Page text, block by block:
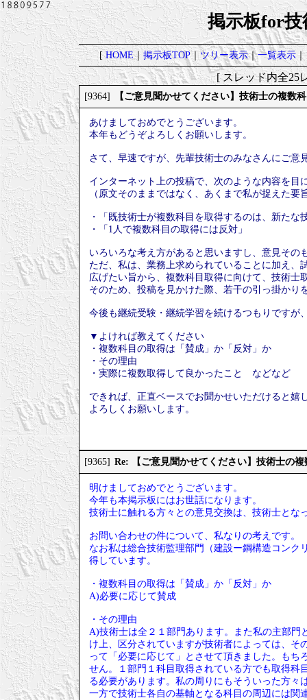
掲示板for技
[HOME｜掲示板TOP｜ツリー表示｜一覧表示｜
[ スレッド内全
[9364] 【ご意見聞かせてください】技術士の複数
あけましておめでとうございます。
本年もどうぞよろしくお願いします。
さて、早速ですが、先輩技術士のみなさんにご意
インターネット上の投稿で、次のような内容を目
（原文そのままではなく、あくまで私が捉えた要
・「既技術士が複数科目を取得するのは、新たな
・「1人で複数科目の取得には反対」
いろいろな考え方があると思いますし、意見その
ただ、私は、業務上求められていることに加え
広げたい旨から、複数科目取得に向けて、技術士
そのため、投稿を見かけた際、若干の引っ掛かり
今後も継続受験・継続学習を続けるつもりですが
▼よければ教えてください
・複数科目の取得は「賛成」か「反対」か
・その理由
・実際に複数取得して良かったこと などなど
できれば、正直ベースでお聞かせいただけると嬉
よろしくお願いします。
[9365] Re: 【ご意見聞かせてください】技術士の
明けましておめでとうございます。
今年も本掲示板にはお世話になります。
技術士に触れる方々との意見交換は、技術士とな
お問い合わせの件について、私なりの考えです。
なお私は総合技術監理部門（建設ー鋼構造コン
得しています。
・複数科目の取得は「賛成」か「反対」か
A)必要に応じて賛成
・その理由
A)技術士は全２１部門あります。また私の主部
け上、区分されていますが技術者によっては、
って「必要に応じて」とさせて頂きました。も
せん。１部門１科目取得されている方でも取得科
る必要があります。私の周りにもそういった方々
一方で技術士各自の基軸となる科目の周辺には関